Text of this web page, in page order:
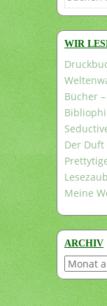
WIR
Bücher
Der
Meine
ARCHIV
Archiv